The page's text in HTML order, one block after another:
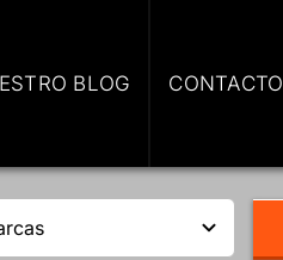
BLOG CONTACTO